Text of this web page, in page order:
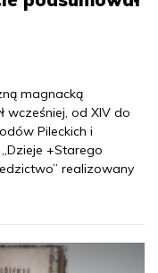
magnacką
wcześniej, od XIV do
Pileckich i
+Starego
realizowany